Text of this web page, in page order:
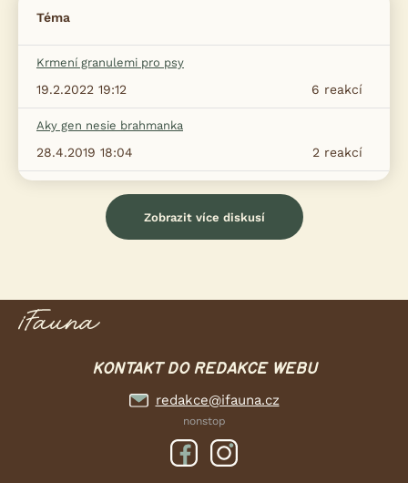
Téma
Krmení granulemi pro psy
6 reakcí
19.2.2022 19:12
Aky gen nesie brahmanka
2 reakcí
28.4.2019 18:04
Zobrazit více diskusí
KONTAKT DO REDAKCE WEBU
redakce@ifauna.cz
nonstop